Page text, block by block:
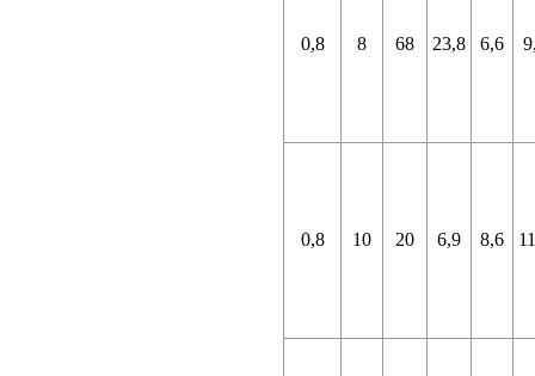
0,8 8 68 23,8 6,6
0,8 10 20 6,9 8,6